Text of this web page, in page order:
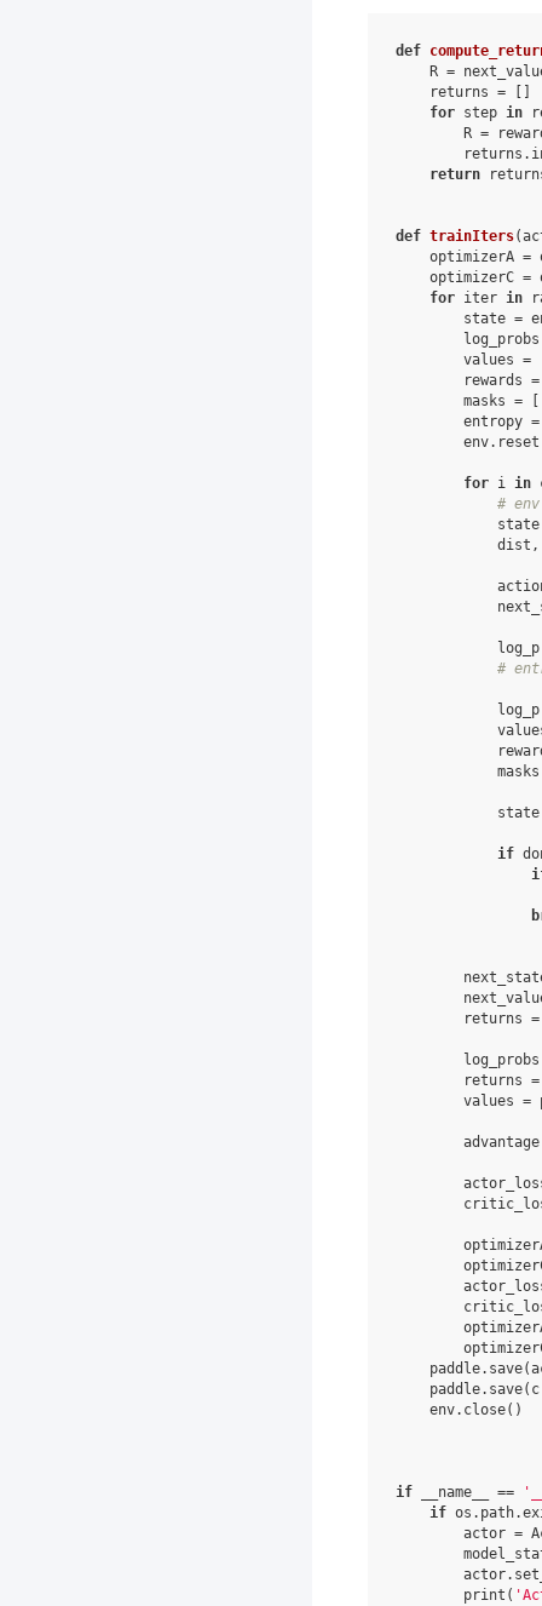
def
R =
returns =
for step in
R =
returns .
return
def trainIters(
optimizerA =
optimizerC =
for iter in
state =
log_probs
values =
rewards =
masks =
entropy =
env. reset
for i in
#
state
dist ,
#
masks
state
if
returns =
log_probs
returns =
values =
advantage
paddle. save(
paddle. save(
env. close()
if __name__ ==
if os . path.
actor =
actor.
print (